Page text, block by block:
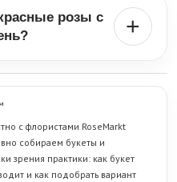
розы с
+
ко времени отправки, чтобы
с флористами RoseMarkt
собираем букеты и
зрения практики: как букет
и как подобрать вариант